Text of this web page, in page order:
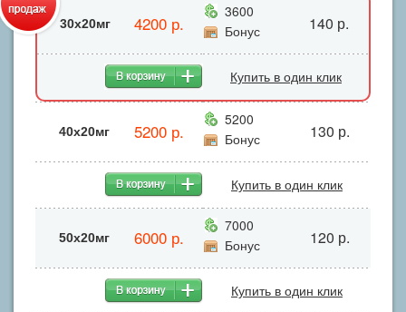
30x20мг 4200 р.
3600
Бонус
140 р.
Купить в один клик
40х20мг 5200 р.
5200
Бонус
130 р.
Купить в один клик
50x20мг 6000 р.
7000
Бонус
120 р.
Купить в один клик